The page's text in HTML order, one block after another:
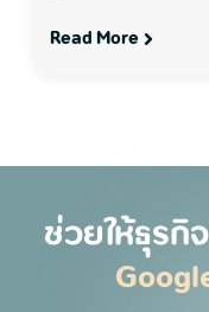
Read More
ช่วยให้ธุร